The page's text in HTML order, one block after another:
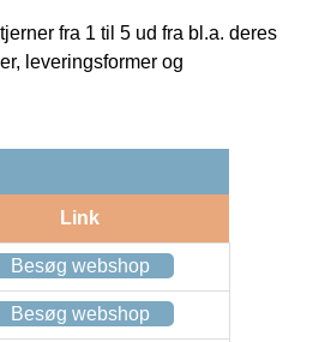
fra 1 til 5 ud fra bl.a. deres
leveringsformer og
Link
Besøg webshop
Besøg webshop